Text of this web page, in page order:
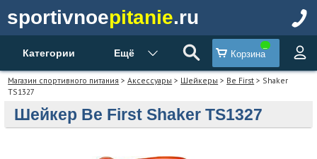
sportivnoepitanie.ru
Категории Ещё Корзина
Магазин спортивного питания >Аксессуары > Шейкеры > Be First > Shaker
TS1327
Шейкер Be First Shaker TS1327